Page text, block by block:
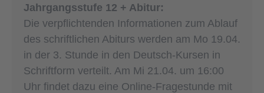
Jahrgangsstufe 12 + Abitur:
Die verpflichtenden Informationen zum Ablauf
des schriftlichen Abiturs werden am Mo 19.04.
in der 3. Stunde in den Deutsch-Kursen in
Schriftform verteilt. Am Mi 21.04. um 16:00
Uhr findet dazu eine Online-Fragestunde mit